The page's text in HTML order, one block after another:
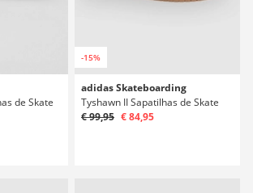
de Skate
-15%
adidas Skateboarding
Tyshawn II Sapatilhas de Skate
€ 99,95 € 84,95